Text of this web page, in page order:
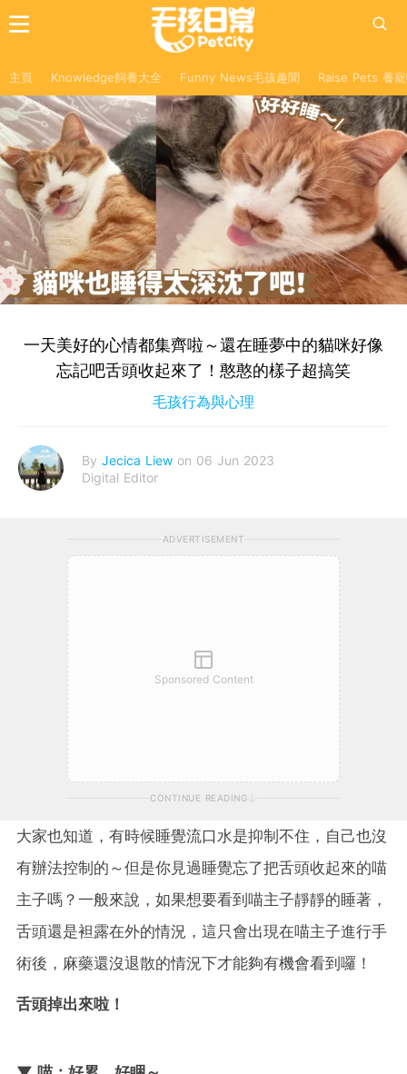
主頁 Knowledge飼養大全 Funny News毛孩趣聞 Raise Pets 養
一天美好的心情都集齊啦～還在睡夢中的貓咪好像
忘記吧舌頭收起來了！憨憨的樣子超搞笑
毛孩行為與心理
By Jecica Liew on 06 Jun 2023
Digital Editor
ADVERTISEMENT
Sponsored Content
CONTINUE READING
大家也知道，有時候睡覺流口水是抑制不住，自己也沒
有辦法控制的～但是你見過睡覺忘了把舌頭收起來的喵
主子嗎？一般來說，如果想要看到喵主子靜靜的睡著，
舌頭還是袒露在外的情況，這只會出現在喵主子進行手
術後，麻藥還沒退散的情況下才能夠有機會看到囉！
舌頭掉出來啦！